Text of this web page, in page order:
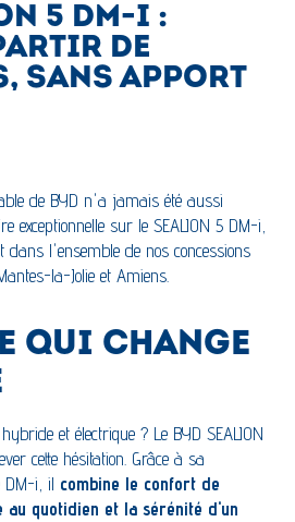
5 DM-I :
DE
SANS APPORT
de BYD n'a jamais été aussi
exceptionnelle sur le SEALION 5 DM-i,
l'ensemble de nos concessions
la-Jolie et Amiens.
QUI CHANGE
et électrique ? Le BYD SEALION
cette hésitation. Grâce à sa
DM-i, il combine le confort de
au quotidien et la sérénité d'un